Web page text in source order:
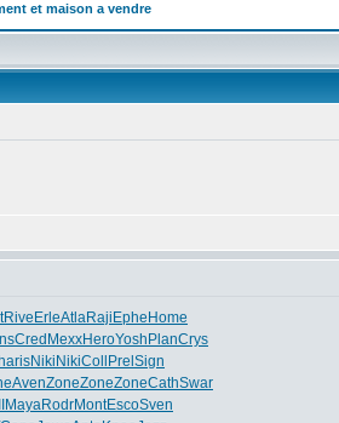
et maison a vendre
Rive ErleAtlaRaji Ephe Home
Cred MexxHeroYosh PlanCrys
arisNiki NikiColl Prel Sign
AvenZoneZoneZoneCathSwar
MayaRodrMontEscoSven